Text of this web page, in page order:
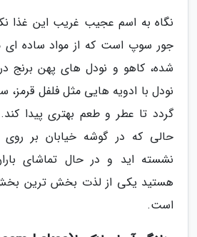
نگاه به اسم عجیب غریب این غذا
جور سوپ است که از مواد ساده ای
شده، کاهو و نودل های پهن
نودل با ادویه هایی مثل فلفل قرمز،
گردد تا عطر و طعم بهتری پیدا
حالی که در گوشه خیابان بر روی
نشسته اید و در حال تماشای
هستید یکی از لذت بخش ترین
است.